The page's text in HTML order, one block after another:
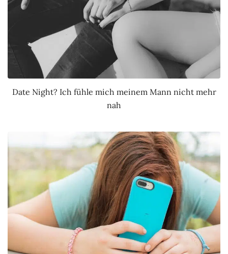
Date Night? Ich fühle mich meinem Mann nicht mehr
nah